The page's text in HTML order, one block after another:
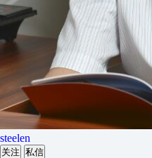
steelen
关注 私信